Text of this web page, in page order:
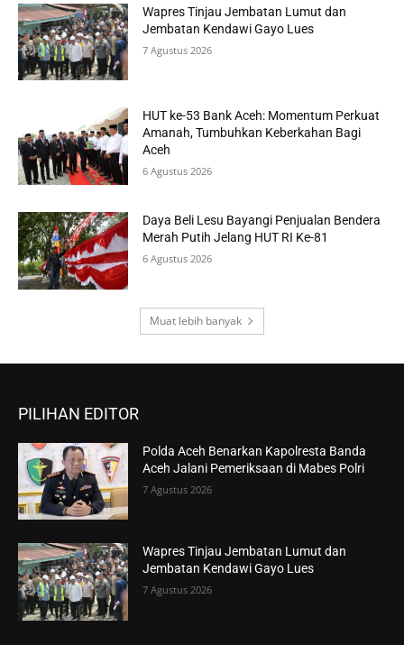
Wapres Tinjau Jembatan Lumut dan
Jembatan Kendawi Gayo Lues
7 Agustus 2026
HUT ke-53 Bank Aceh: Momentum Perkuat
Amanah, Tumbuhkan Keberkahan Bagi
Aceh
6 Agustus 2026
Daya Beli Lesu Bayangi Penjualan Bendera
Merah Putih Jelang HUT RI Ke-81
6 Agustus 2026
Muat lebih banyak
PILIHAN EDITOR
Polda Aceh Benarkan Kapolresta Banda
Aceh Jalani Pemeriksaan di Mabes Polri
7 Agustus 2026
Wapres Tinjau Jembatan Lumut dan
Jembatan Kendawi Gayo Lues
7 Agustus 2026